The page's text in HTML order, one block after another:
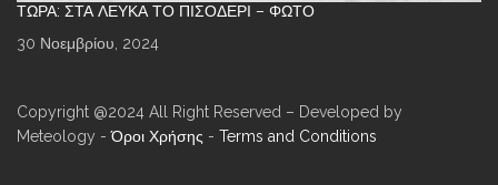
ΤΏΡΑ: ΣΤΑ ΛΕΥΚΆ ΤΟ ΠΙΣΟΔΈΡΙ – ΦΩΤΌ
30 Νοεμβρίου, 2024
Copyright @2024 All Right Reserved – Developed by
Meteology -Όροι Χρήσης - Terms and Conditions